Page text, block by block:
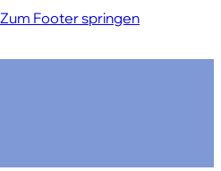
Zum Footer springen